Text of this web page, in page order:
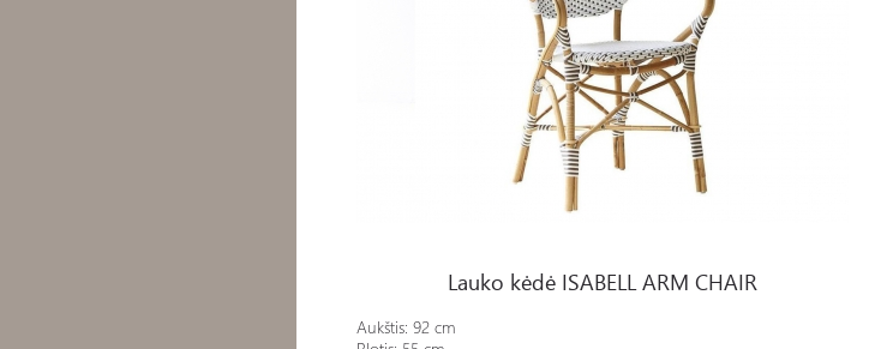
Lauko kėdė ISABELL ARM CHAIR
Aukštis: 92 cm